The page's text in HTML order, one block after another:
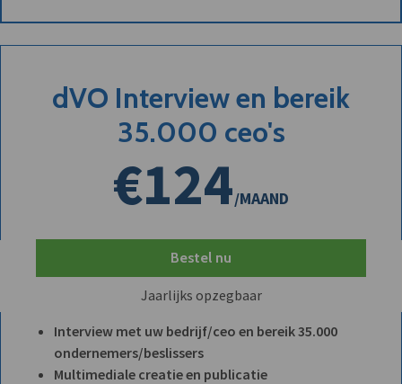
dVO Interview en bereik
35.000 ceo's
€124/MAAND
Bestel nu
Jaarlijks opzegbaar
Interview met uw bedrijf/ceo en bereik 35.000
ondernemers/beslissers
Multimediale creatie en publicatie